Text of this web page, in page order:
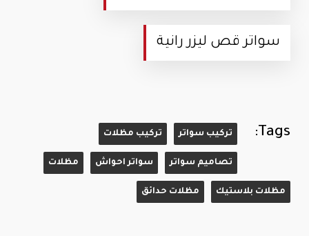
سواتر قص ليزر رانية
Tags: تركيب سواتر تركيب مظلات
تصاميم سواتر سواتر احواش مظلات
مظلات بلاستيك مظلات حدائق